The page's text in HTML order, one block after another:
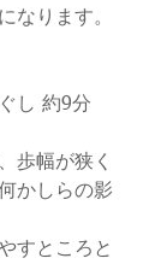
なります。
し 約9分
歩幅が狭く
かしらの影
すところと